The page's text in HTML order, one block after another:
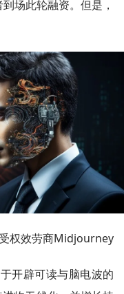
场此轮融资。但是，
权效劳商Midjourney
开辟可读与脑电波的